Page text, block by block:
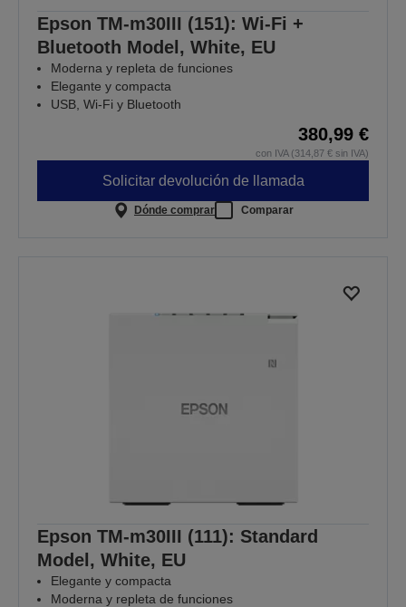
Epson TM-m30III (151): Wi-Fi +
Bluetooth Model, White, EU
Moderna y repleta de funciones
Elegante y compacta
USB, Wi-Fi y Bluetooth
380,99 €
con IVA (314,87 € sin IVA)
Solicitar devolución de llamada
Dónde comprar Comparar
Epson TM-m30III (111): Standard
Model, White, EU
Elegante y compacta
Moderna y repleta de funciones